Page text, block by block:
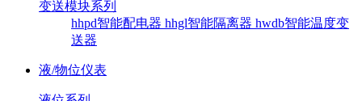
变送模块系列
hhpd智能配电器 hhgl智能隔离器 hwdb智能温度变
送器
液/物位仪表